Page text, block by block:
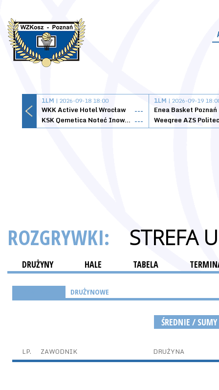
1LM | 2026-09-18 18:00
WKK Active Hotel Wrocław
---
KSK Qemetica Noteć Inowrocław ---
1LM | 2026-09-19
Enea Basket Poznań
ROZGRYWKI: STREFA
DRUŻYNY HALE TABELA
DRUŻYNOWE
ŚREDNIE / SUMY
LP. ZAWODNIK DRUŻYNA